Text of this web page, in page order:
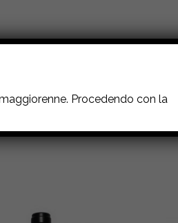
come
Procedendo con la